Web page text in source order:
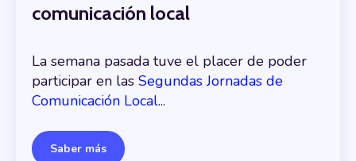
comunicación local
La semana pasada tuve el placer de poder
participar en las Segundas Jornadas de
Comunicación Local...
Saber más